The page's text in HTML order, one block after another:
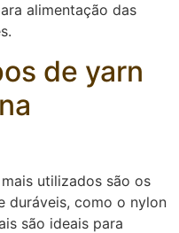
alimentação das
de yarn
utilizados são os
duráveis, como o nylon
são ideais para